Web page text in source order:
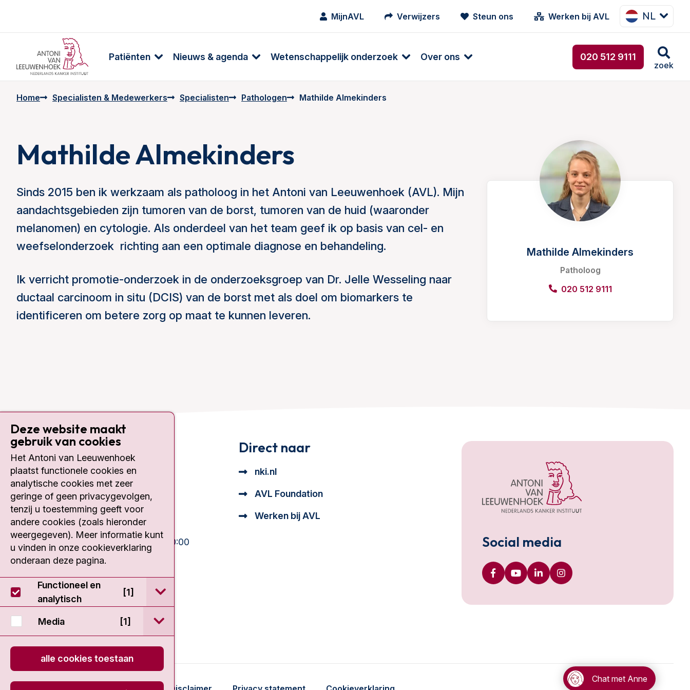
MijnAVL Verwijzers Steun ons Werken bij AVL NL
Patiënten Nieuws & agenda Wetenschappelijk onderzoek Over ons 020 512 9111
zoek
Home Specialisten & Medewerkers Specialisten Pathologen Mathilde Almekinders
Mathilde Almekinders
Sinds 2015 ben ik werkzaam als patholoog in het Antoni van Leeuwenhoek (AVL). Mijn
aandachtsgebieden zijn tumoren van de borst, tumoren van de huid (waaronder
melanomen) en cytologie. Als onderdeel van het team geef ik op basis van cel- en
weefselonderzoek richting aan een optimale diagnose en behandeling.
Ik verricht promotie-onderzoek in de onderzoeksgroep van Dr. Jelle Wesseling naar
ductaal carcinoom in situ (DCIS) van de borst met als doel om biomarkers te
identificeren om betere zorg op maat te kunnen leveren.
Mathilde Almekinders
Patholoog
020 512 9111
Contact
Plesmanlaan 121
1066 CX Amsterdam
020 512 9111
Bezoektijden
Ma-Vrij:
10:30 - 13:00 en 15:00 - 20:00
Weekend: 10:30 - 20:00
IC:
10:00 - 22:00
Direct naar
nki.nl
AVL Foundation
Werken bij AVL
Social media
Deze website maakt
gebruik van cookies
Het Antoni van Leeuwenhoek
plaatst functionele cookies en
analytische cookies met zeer
geringe of geen privacygevolgen,
tenzij u toestemming geeft voor
andere cookies (zoals hieronder
weergegeven). Meer informatie kunt
u vinden in onze cookieverklaring
onderaan deze pagina.
Functioneel en
analytisch
[1] open / sluit Functioneel en analytisch cookie beschrijving
Media [1] open / sluit Media cookie beschrijving
alle cookies toestaan
Chat met Anne